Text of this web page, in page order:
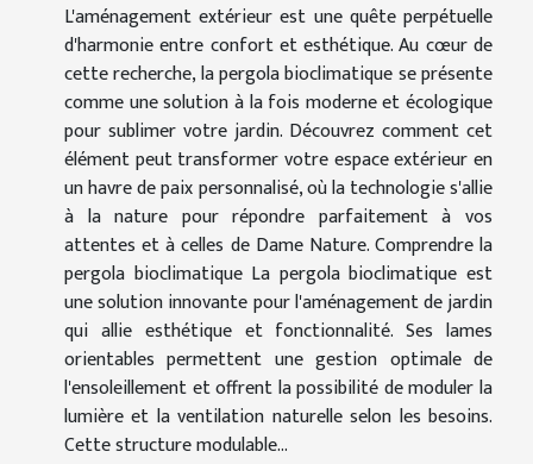
L'aménagement extérieur est une quête perpétuelle
d'harmonie entre confort et esthétique. Au cœur de
cette recherche, la pergola bioclimatique se présente
comme une solution à la fois moderne et écologique
pour sublimer votre jardin. Découvrez comment cet
élément peut transformer votre espace extérieur en
un havre de paix personnalisé, où la technologie s'allie
à la nature pour répondre parfaitement à vos
attentes et à celles de Dame Nature. Comprendre la
pergola bioclimatique La pergola bioclimatique est
une solution innovante pour l'aménagement de jardin
qui allie esthétique et fonctionnalité. Ses lames
orientables permettent une gestion optimale de
l'ensoleillement et offrent la possibilité de moduler la
lumière et la ventilation naturelle selon les besoins.
Cette structure modulable...